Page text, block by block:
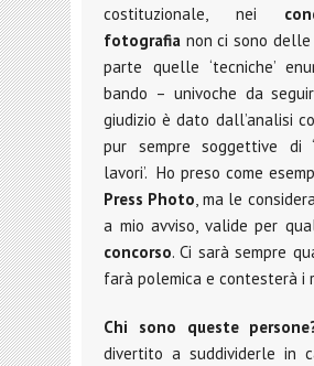
costituzionale, nei
fotografia non ci sono
parte quelle ‘tecniche’
bando – univoche da
giudizio è dato dall’analisi
pur sempre soggettive di
lavori’. Ho preso come
Press Photo, ma le
a mio avviso, valide per
concorso. Ci sarà sempre
farà polemica e contesterà i
Chi sono queste
divertito a suddividerle in